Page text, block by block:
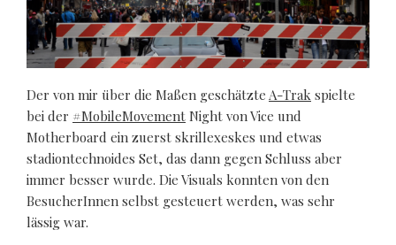
Der von mir über die Maßen geschätzte A-Trak spielte
bei der #MobileMovement Night von Vice und
Motherboard ein zuerst skrillexeskes und etwas
stadiontechnoides Set, das dann gegen Schluss aber
immer besser wurde. Die Visuals konnten von den
BesucherInnen selbst gesteuert werden, was sehr
lässig war.